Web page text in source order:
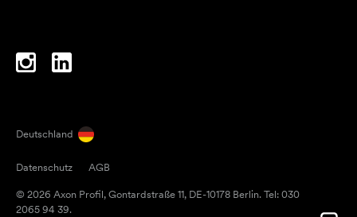
Inspiration
Notizbücher
Regenschirme
Deutschland
Datenschutz
AGB
© 2026 Axon Profil, Gontardstraße 11, DE-10178 Berlin. Tel: 030
2065 94 39.